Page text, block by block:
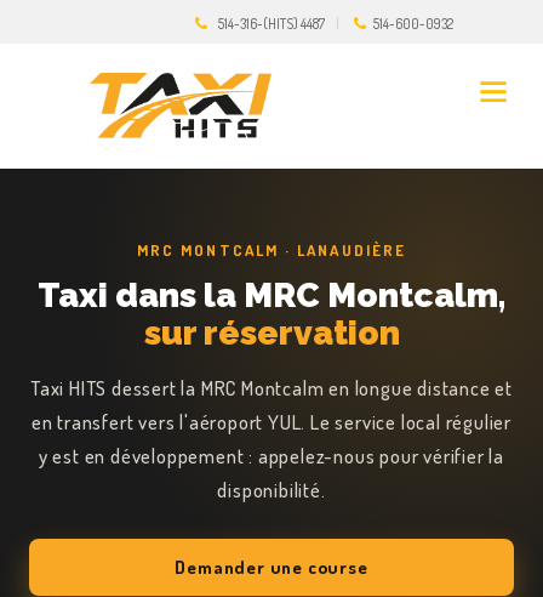
514-316-(HITS) 4487 514-600-0932
MRC MONTCALM · LANAUDIÈRE
Taxi dans la MRC Montcalm,
sur réservation
Taxi HITS dessert la MRC Montcalm en longue distance et
en transfert vers l'aéroport YUL. Le service local régulier
y est en développement : appelez-nous pour vérifier la
disponibilité.
Demander une course